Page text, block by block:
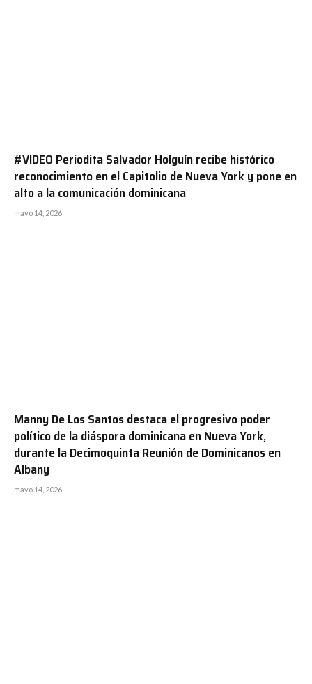
#VIDEO Periodita Salvador Holguín recibe histórico
reconocimiento en el Capitolio de Nueva York y pone en
alto a la comunicación dominicana
mayo 14, 2026
Manny De Los Santos destaca el progresivo poder
político de la diáspora dominicana en Nueva York,
durante la Decimoquinta Reunión de Dominicanos en
Albany
mayo 14, 2026